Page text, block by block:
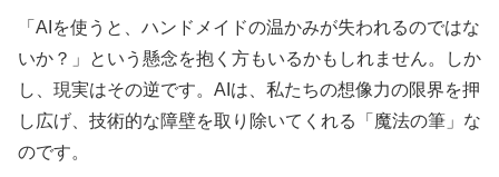
「AIを使うと、ハンドメイドの温かみが失われるのではな
いか？」という懸念を抱く方もいるかもしれません。しか
し、現実はその逆です。AIは、私たちの想像力の限界を押
し広げ、技術的な障壁を取り除いてくれる「魔法の筆」な
のです。